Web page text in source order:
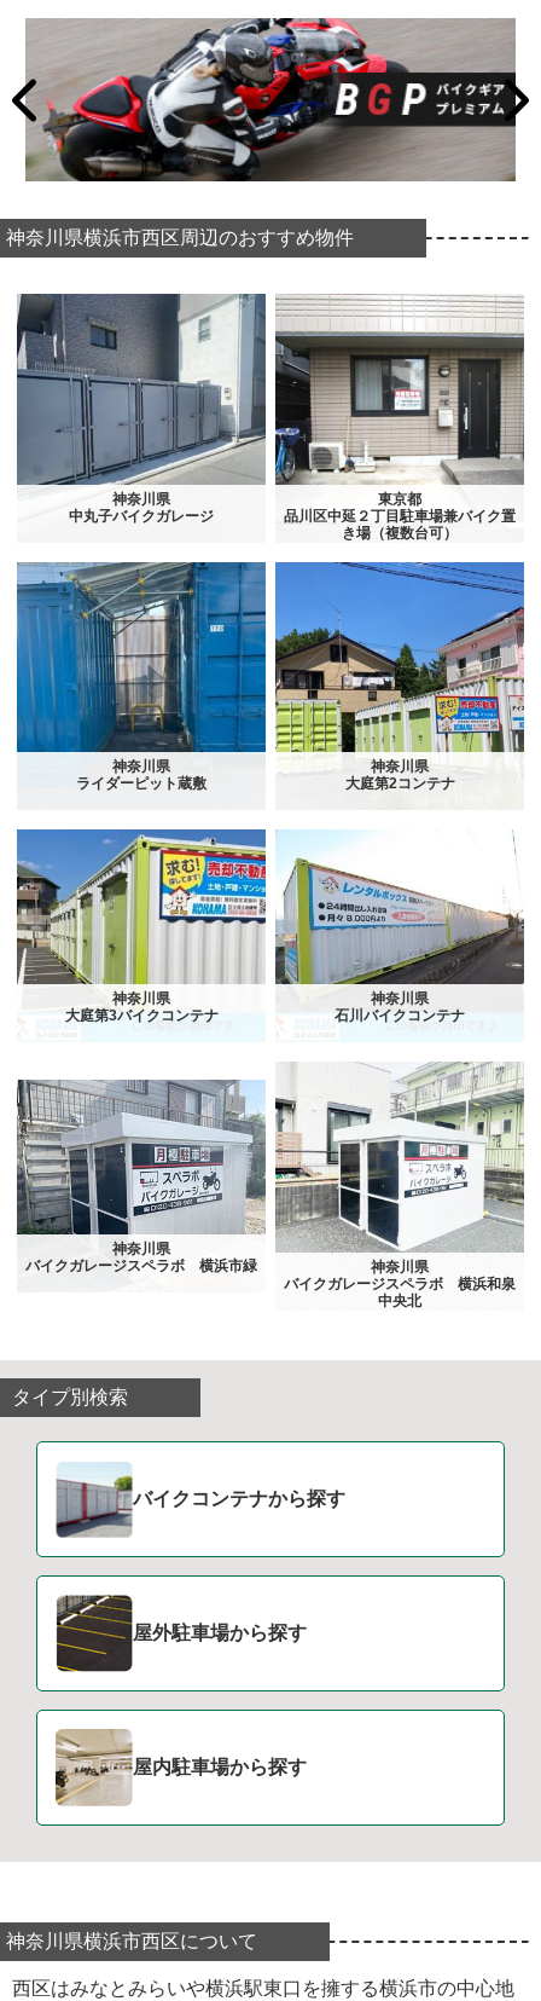
神奈川県横浜市西区周辺のおすすめ物件
神奈川県
中丸子バイクガレージ
東京都
品川区中延２丁目駐車場兼バイク置
き場（複数台可）
神奈川県
ライダーピット蔵敷
神奈川県
大庭第2コンテナ
神奈川県
大庭第3バイクコンテナ
神奈川県
石川バイクコンテナ
神奈川県
バイクガレージスペラボ 横浜市緑
神奈川県
バイクガレージスペラボ 横浜和泉
中央北
タイプ別検索
バイクコンテナから探す
屋外駐車場から探す
屋内駐車場から探す
神奈川県横浜市西区について
西区はみなとみらいや横浜駅東口を擁する横浜市の中心地